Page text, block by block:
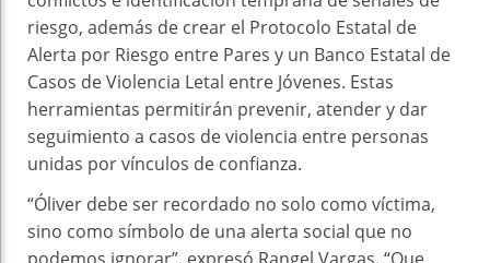
riesgo, además de crear el Protocolo Estatal de
Alerta por Riesgo entre Pares y un Banco Estatal de
Casos de Violencia Letal entre Jóvenes. Estas
herramientas permitirán prevenir, atender y dar
seguimiento a casos de violencia entre personas
unidas por vínculos de confianza.
“Óliver debe ser recordado no solo como víctima,
sino como símbolo de una alerta social que no